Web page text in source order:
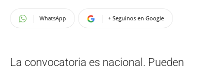
WhatsApp + Seguinos en Google
La convocatoria es nacional. Pueden